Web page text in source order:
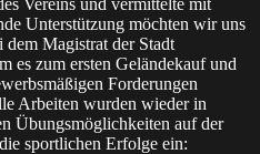
Unterstützung möchten wir uns
Magistrat der Stadt
es zum ersten Geländekauf und
Forderungen
Arbeiten wurden wieder in
Übungsmöglichkeiten auf der
sportlichen Erfolge ein: